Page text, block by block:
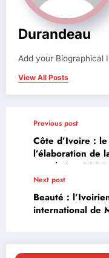
Durandeau
Add your Biographical
View All Posts
Previous post
Côte d’Ivoire :
l’élaboration de
population
Next post
Beauté :
international de